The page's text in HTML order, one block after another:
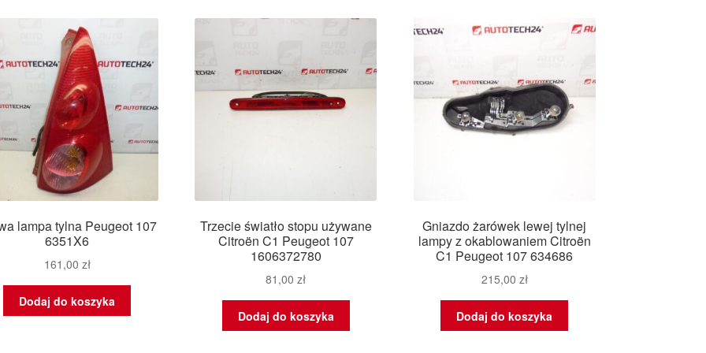
lampa tylna Peugeot 107
6351X6
161,00 zł
Dodaj do koszyka
Trzecie światło stopu używane
Citroën C1 Peugeot 107
1606372780
81,00zł
Dodaj do koszyka
Gniazdo żarówek lewej tylnej
lampy z okablowaniem Citroën
C1 Peugeot 107 634686
215,00 zł
Dodaj do koszyka